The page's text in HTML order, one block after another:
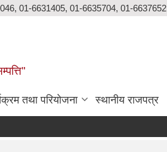
01-6631405, 01-6635704, 01-6637652
तथा परियोजना स्थानीय राजपत्र